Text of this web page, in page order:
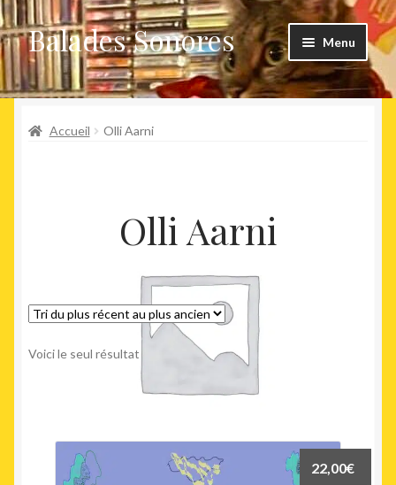
Aller
à
la
navigation
Aller
au
contenu
Balades Sonores Menu
Boutique
Nouveaux arrivages
Accueil Olli Aarni
Olli Aarni
Voici le seul résultat
22,00€